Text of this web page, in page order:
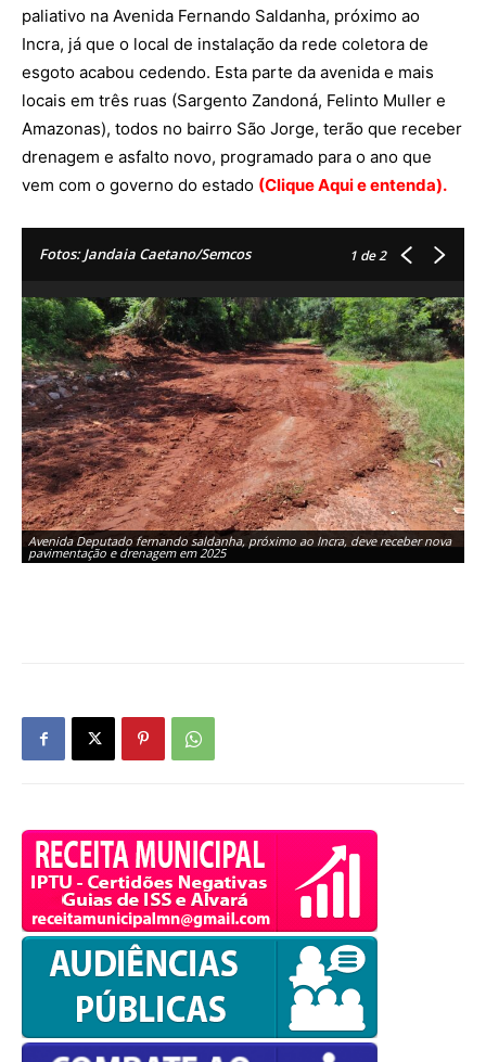
paliativo na Avenida Fernando Saldanha, próximo ao
Incra, já que o local de instalação da rede coletora de
esgoto acabou cedendo. Esta parte da avenida e mais
locais em três ruas (Sargento Zandoná, Felinto Muller e
Amazonas), todos no bairro São Jorge, terão que receber
drenagem e asfalto novo, programado para o ano que
vem com o governo do estado (Clique Aqui e entenda).
Fotos: Jandaia Caetano/Semcos 1 de 2
Avenida Deputado fernando saldanha, próximo ao Incra, deve receber nova
pavimentação e drenagem em 2025